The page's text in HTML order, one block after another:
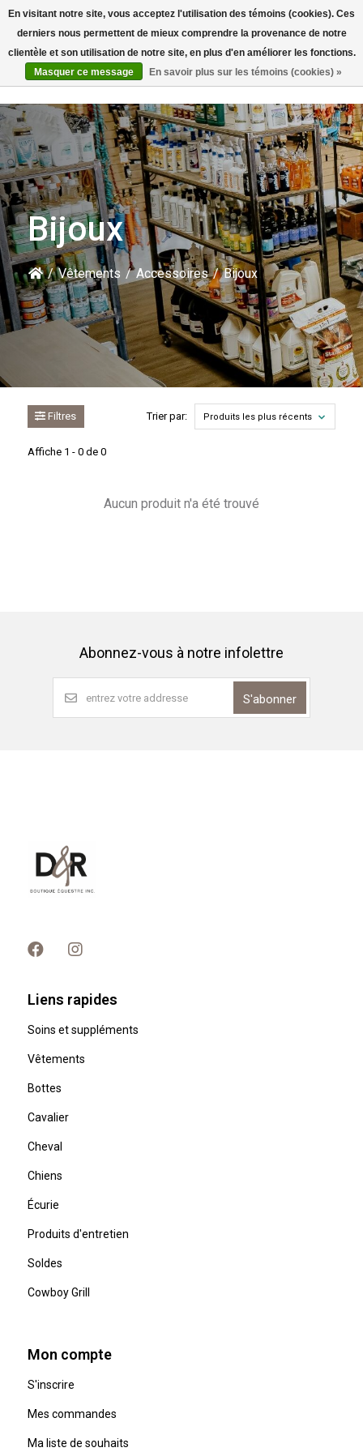
Rechercher
Bijoux
/ Vêtements / Accessoires / Bijoux
Filtres
Affiche 1 - 0 de 0
Trier par: Produits les plus récents
Aucun produit n'a été trouvé
Abonnez-vous à notre infolettre
S'abonner
Liens rapides
Soins et suppléments
Vêtements
Bottes
Cavalier
Cheval
Chiens
Écurie
Produits d'entretien
Soldes
Cowboy Grill
Mon compte
S'inscrire
Mes commandes
Ma liste de souhaits
En visitant notre site, vous acceptez l'utilisation des témoins (cookies). Ces
derniers nous permettent de mieux comprendre la provenance de notre
clientèle et son utilisation de notre site, en plus d'en améliorer les fonctions.
Masquer ce message
En savoir plus sur les témoins (cookies) »